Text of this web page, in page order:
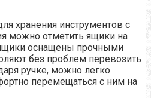
хранения инструментов с
можно отметить ящики на
оснащены прочными
без проблем перевозить
ручке, можно легко
перемещаться с ним на